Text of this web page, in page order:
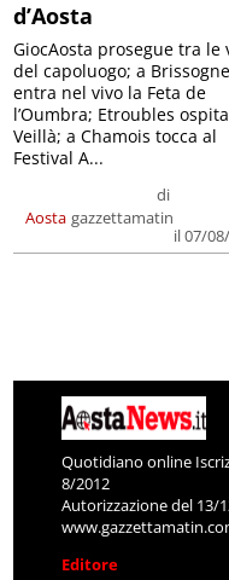
d’Aosta
Aosta
di
gazzettamatin
il 07/
GiocAosta prosegue tra le
del capoluogo; a Brissogne
entra nel vivo la Feta de
l’Oumbra; Etroubles
Veillà; a Chamois tocca al
Festival A...
Quotidiano online
8/2012
Autorizzazione del 13/
Editore